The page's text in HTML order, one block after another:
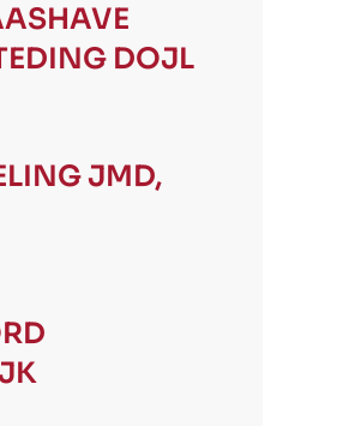
DOJL
JMD,